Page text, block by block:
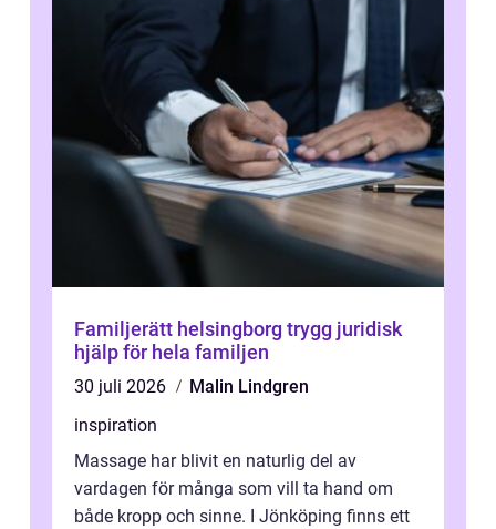
Familjerätt helsingborg trygg juridisk
hjälp för hela familjen
30 juli 2026
Malin Lindgren
inspiration
Massage har blivit en naturlig del av
vardagen för många som vill ta hand om
både kropp och sinne. I Jönköping finns ett